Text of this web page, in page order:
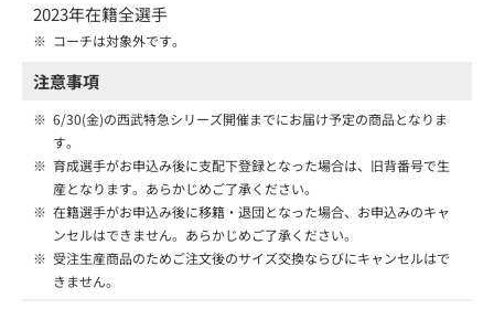
2023年在籍全選手
※ コーチは対象外です。
注意事項
※ 6/30(金)の西武特急シリーズ開催までにお届け予定の商品となりま
す。
※ 育成選手がお申込み後に支配下登録となった場合は、旧背番号で生
産となります。あらかじめご了承ください。
※ 在籍選手がお申込み後に移籍・退団となった場合、お申込みのキャ
ンセルはできません。あらかじめご了承ください。
※ 受注生産商品のためご注文後のサイズ交換ならびにキャンセルはで
きません。